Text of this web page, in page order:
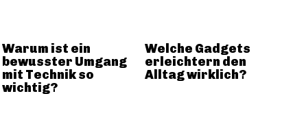
Warum ist ein
bewusster Umgang
mit Technik so
wichtig?
Welche Gadgets
erleichtern den
Alltag wirklich?